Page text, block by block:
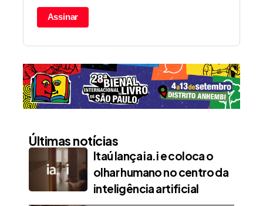
Assinar
Últimas notícias
Itaú lança ia.i e coloca o
olhar humano no centro da
inteligência artificial